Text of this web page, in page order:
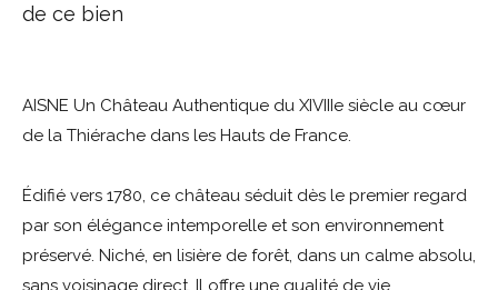
de ce bien
AISNE Un Château Authentique du XIVIIIe siècle au cœur
de la Thiérache dans les Hauts de France.
Édifié vers 1780, ce château séduit dès le premier regard
par son élégance intemporelle et son environnement
préservé. Niché, en lisière de forêt, dans un calme absolu,
sans voisinage direct. Il offre une qualité de vie